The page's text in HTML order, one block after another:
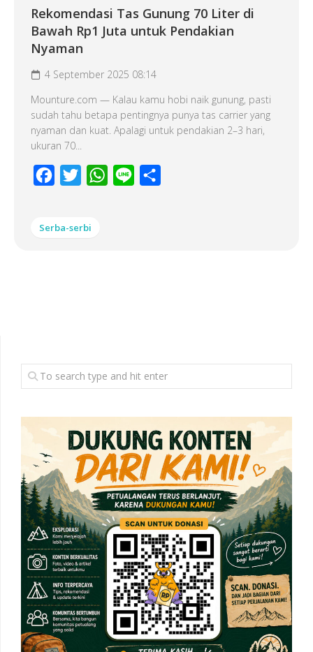
Rekomendasi Tas Gunung 70 Liter di
Bawah Rp1 Juta untuk Pendakian
Nyaman
4 September 2025 08:14
Mounture.com — Kalau kamu hobi naik gunung, pasti
sudah tahu betapa pentingnya punya tas carrier yang
nyaman dan kuat. Apalagi untuk pendakian 2–3 hari,
ukuran 70...
Facebook
Twitter WhatsApp
Line
Serba-serbi